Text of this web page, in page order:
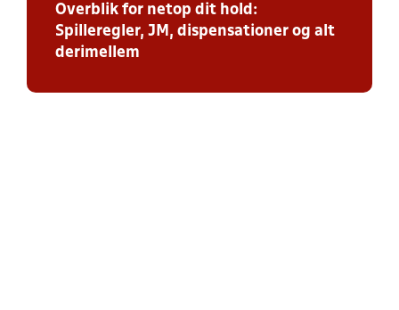
Overblik for netop dit hold:
Spilleregler, JM, dispensationer og alt
derimellem